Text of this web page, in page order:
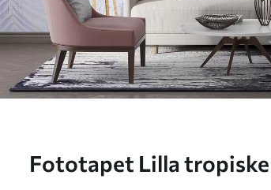
Fototapet Lilla tropiske